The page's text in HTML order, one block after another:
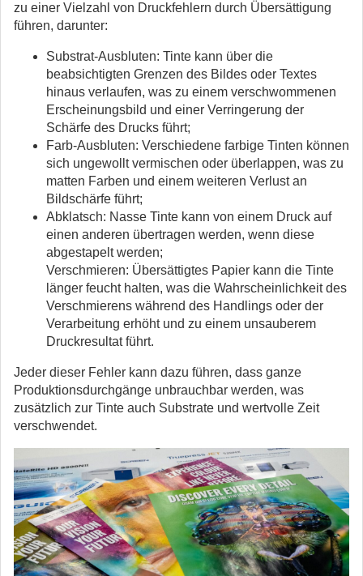
zu einer Vielzahl von Druckfehlern durch Übersättigung
führen, darunter:
Substrat-Ausbluten: Tinte kann über die
beabsichtigten Grenzen des Bildes oder Textes
hinaus verlaufen, was zu einem verschwommenen
Erscheinungsbild und einer Verringerung der
Schärfe des Drucks führt;
Farb-Ausbluten: Verschiedene farbige Tinten können
sich ungewollt vermischen oder überlappen, was zu
matten Farben und einem weiteren Verlust an
Bildschärfe führt;
Abklatsch: Nasse Tinte kann von einem Druck auf
einen anderen übertragen werden, wenn diese
abgestapelt werden;
Verschmieren: Übersättigtes Papier kann die Tinte
länger feucht halten, was die Wahrscheinlichkeit des
Verschmierens während des Handlings oder der
Verarbeitung erhöht und zu einem unsauberem
Druckresultat führt.
Jeder dieser Fehler kann dazu führen, dass ganze
Produktionsdurchgänge unbrauchbar werden, was
zusätzlich zur Tinte auch Substrate und wertvolle Zeit
verschwendet.